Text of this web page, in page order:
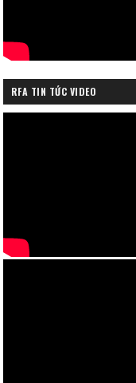
RFA TIN TỨC VIDEO